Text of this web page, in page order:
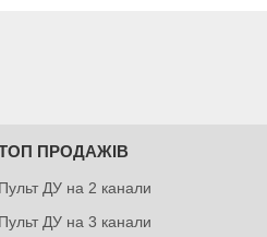
ПРОДАЖІВ
Пульт ДУ на 2 канали
Пульт ДУ на 3 канали